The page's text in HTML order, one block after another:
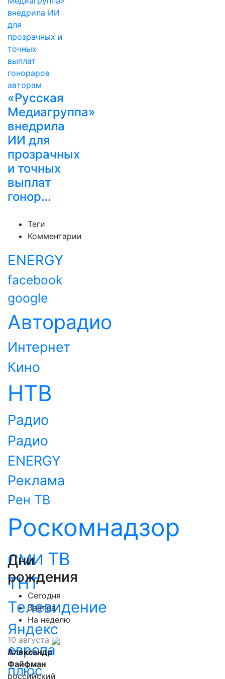
«Русская
Медиагруппа»
внедрила
ИИ для
прозрачных
и точных
выплат
гонор…
Теги
Комментарии
ENERGY
facebook
google
Авторадио
Интернет
Кино
НТВ
Радио
Радио
ENERGY
Реклама
Рен ТВ
Роскомнадзор
СМИ ТВ
ТНТ
Телевидение
Яндекс
европа
плюс
Дни
рождения
Сегодня
Завтра
На неделю
10 августа
Александр
Файфман
российский